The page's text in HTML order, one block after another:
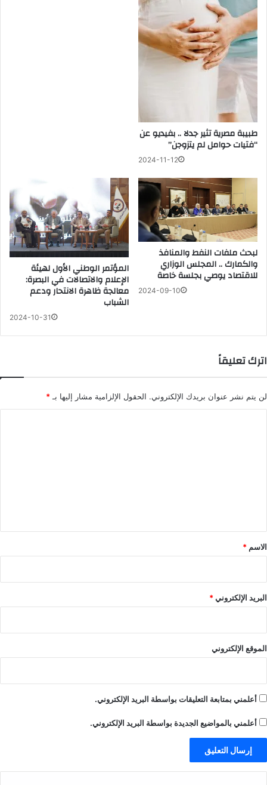
طبيبة مصرية تثير جدلا .. بفيديو عن
“فتيات حوامل لم يتزوجن”
2024-11-12
المؤتمر الوطني الأول لهيئة
الإعلام والاتصالات في البصرة:
معالجة ظاهرة الانتحار ودعم
الشباب
2024-10-31
لبحث ملفات النفط والمنافذ
والكمارك .. المجلس الوزاري
للاقتصاد يوصي بجلسة خاصة
2024-09-10
اترك تعليقاً
لن يتم نشر عنوان بريدك الإلكتروني. الحقول الإلزامية مشار إليها بـ *
*
الاسم *
البريد الإلكتروني*
الموقع الإلكتروني
أعلمني بمتابعة التعليقات بواسطة البريد الإلكتروني.
أعلمني بالمواضيع الجديدة بواسطة البريد الإلكتروني.